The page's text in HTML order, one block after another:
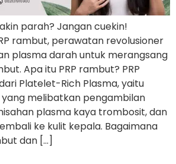
parah? Jangan cuekin!
rambut, perawatan revolusioner
plasma darah untuk merangsang
Apa itu PRP rambut? PRP
Platelet-Rich Plasma, yaitu
melibatkan pengambilan
plasma kaya trombosit, dan
ke kulit kepala. Bagaimana
dan […]